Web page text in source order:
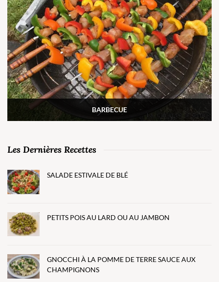
BARBECUE
Les Dernières Recettes
SALADE ESTIVALE DE BLÉ
PETITS POIS AU LARD OU AU JAMBON
GNOCCHI À LA POMME DE TERRE SAUCE AUX
CHAMPIGNONS